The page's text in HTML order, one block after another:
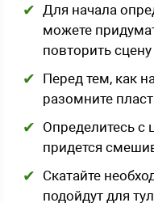
Для начала
можете
повторить
Перед тем, как
разомните
Определитесь с
придется
Скатайте
подойдут для